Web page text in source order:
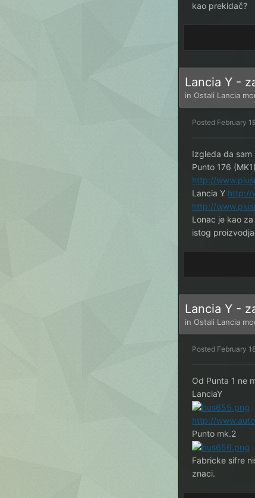
kao prekidač?
Lancia Y -
in Ostali Lancia
Posted February
Izgleda da sam
Punto 176 (MK1)
http://
Lancia Y http://
http://
Lonac je kao
istog
Lancia Y -
in Ostali Lancia
Posted February
Od Punta 1 ne
LanciaY
http://
Punto mk.2
Fabricke sifre
znaci.